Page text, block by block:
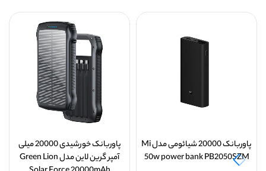
پاوربانک 20000 شیائومی مدل Mi
50w power bank PB2050SZM
پاوربانک خورشیدی 20000 میلی
آمپر گرین لاین مدل Green Lion